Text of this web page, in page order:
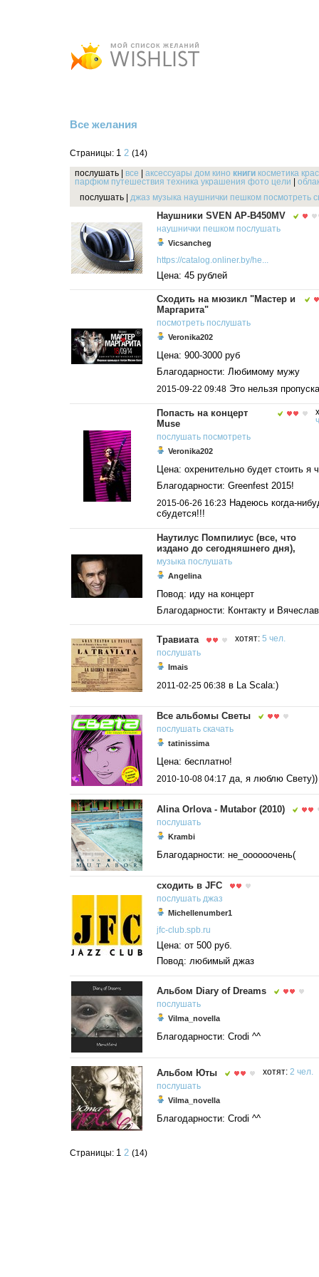
Все желания
Страницы: 1 2 (14)
послушать все аксессуары дом кино книги косметика
парфюм путешествия техника украшения фото цели
послушать
джаз музыка наушнички пешком посмотреть
Наушники SVEN AP-B450MV
наушнички пешком послушать
Vicsancheg
https://catalog.onliner.by/he...
Цена: 45 рублей
Сходить на мюзикл "Мастер и
Маргарита"
посмотреть послушать
Veronika202
Цена: 900-3000 руб
Благодарности: Любимому мужу
2015-09-22 09:48 Это нельзя
Попасть на концерт
Muse
послушать посмотреть
Veronika202
Цена: охренительно будет стоить я
Благодарности: Greenfest 2015!
2015-06-26 16:23 Надеюсь когда-
сбудется!!!
Наутилус Помпилиус (все, что
издано до сегодняшнего дня),
музыка послушать
Angelina
Повод: иду на концерт
Благодарности: Контакту и
Травиата хотят: 5 чел.
послушать
Imais
2011-02-25 06:38 в La Scala:)
Все альбомы Светы
послушать скачать
tatinissima
Цена: бесплатно!
2010-10-08 04:17 да, я люблю Свету))
Alina Orlova - Mutabor (2010)
послушать
Krambi
Благодарности: не_оооооочень(
сходить в JFC
послушать джаз
Michellenumber1
jfc-club.spb.ru
Цена: от 500 руб.
Повод: любимый джаз
Альбом Diary of Dreams
послушать
Vilma_novella
Благодарности: Crodi ^^
Альбом Юты хотят: 2 чел.
послушать
Vilma_novella
Благодарности: Crodi ^^
Страницы: 1 2 (14)